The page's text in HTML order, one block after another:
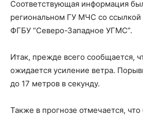
Соответствующая информация
региональном ГУ МЧС со
ФГБУ “Северо-Западное УГМС”.
Итак, прежде всего сообщается,
ожидается усиление ветра.
до 17 метров в секунду.
Также в прогнозе отмечается,